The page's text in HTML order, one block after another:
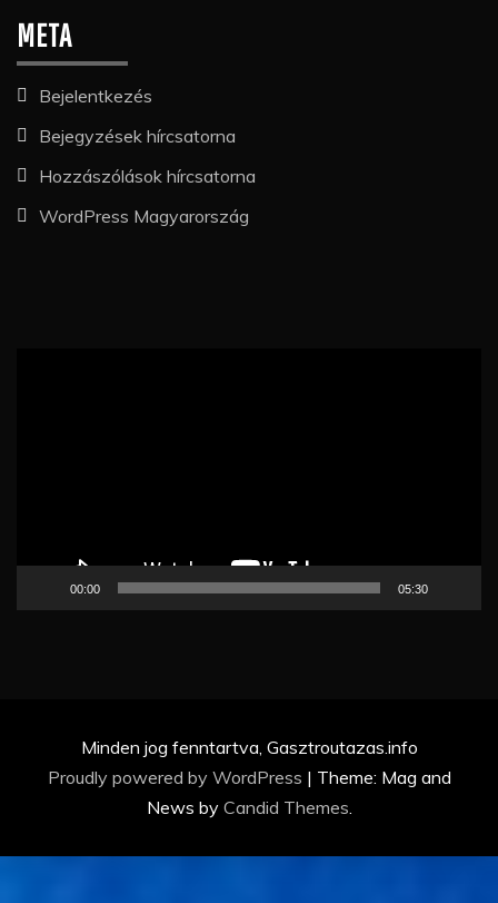
META
Bejelentkezés
Bejegyzések hírcsatorna
Hozzászólások hírcsatorna
WordPress Magyarország
00:00 05:30
Minden jog fenntartva, Gasztroutazas.info
Proudly powered by WordPress | Theme: Mag and
News by Candid Themes.